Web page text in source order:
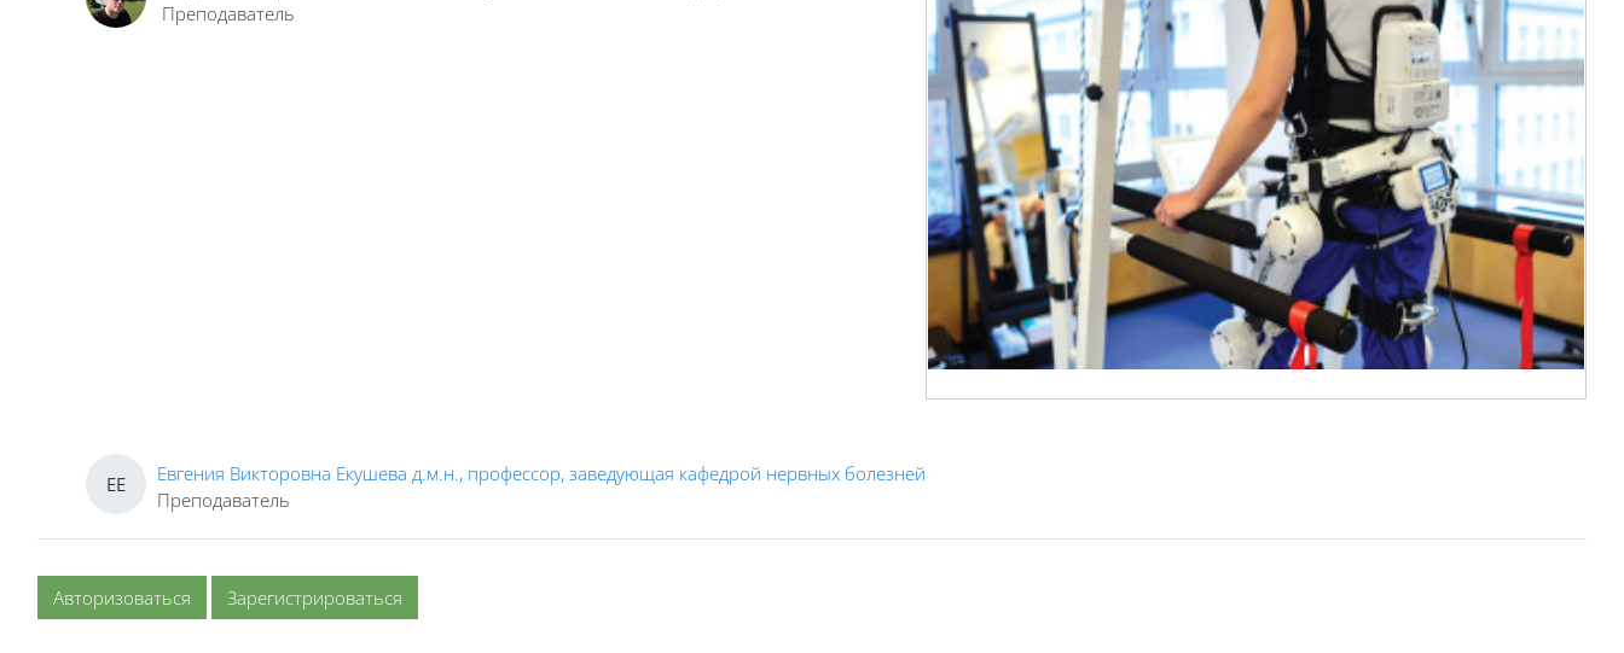
Преподаватель
ЕЕ
Евгения Викторовна Екушева д.м.н., профессор, заведующая кафедрой нервных болезней
Преподаватель
Авторизоваться Зарегистрироваться